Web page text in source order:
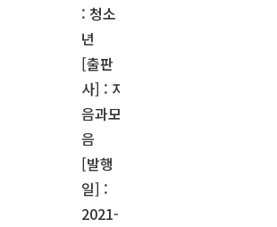
: 청소
년
[출판
사] : 자
음과모
음
[발행
일] :
2021-